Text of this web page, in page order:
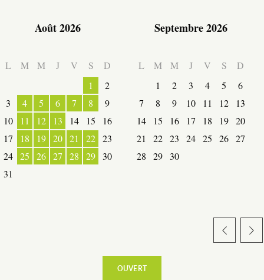
Août 2026
L M M J V S
D
1
2
3
4 5 6 7 8
9
10
11 12 13 14 15
16
17
18 19 20 21 22 23
24 25 26 27 28 29 30
31
Septembre 2026
L M M J V S
D
1
2 3 4 5
6
7
8 9 10 11 12
13
14
15 16 17 18 19 20
21
22 23 24 25 26 27
28
29 30
OUVERT